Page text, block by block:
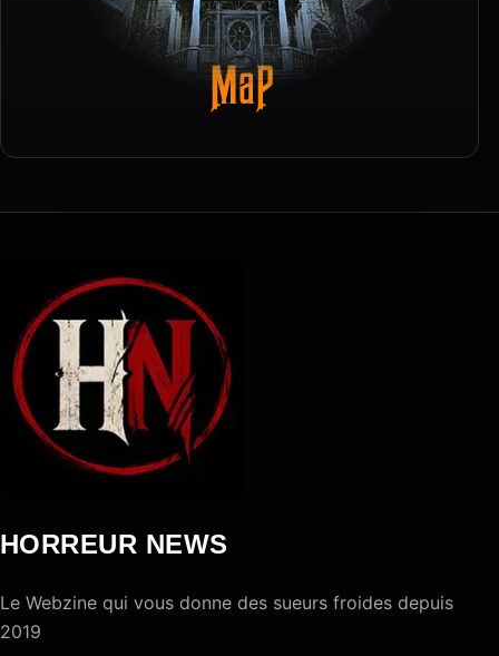
HORREUR NEWS
Le Webzine qui vous donne des sueurs froides depuis
2019